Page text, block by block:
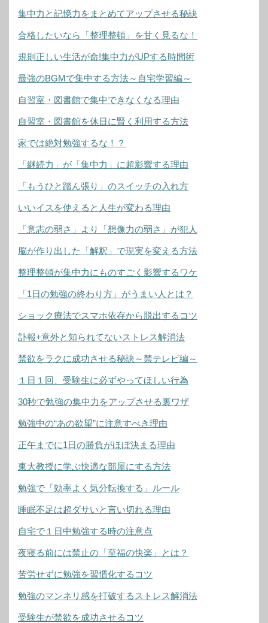
集中力と記憶力をまとめてアップさせる秘訣
合格したいなら「整理整頓」を甘く見るな！
規則正しい生活が命!集中力がUPする時間術
最強のBGMで集中する方法～自宅学習編～
自習室・図書館で集中できなくなる理由
自習室・図書館を休日に賢く利用する方法
家では絶対勉強するな！？
「継続力」が「集中力」に超影響する理由
「もうひと踏ん張り」のスイッチの入れ方
いいイスを使えると人生が変わる理由
「意志の弱さ」より「想像力の弱さ」が犯人
脳が作り出した「解釈」で現実を変える方法
整理整頓が集中力にものすごく影響するワケ
「1日の勉強の終わり方」がうまい人とは？
ショック療法でスマホ依存から脱出するコツ
訃報+意外と知られてないストレス解消法
禁欲をラクに成功させる秘訣～禁テレビ編～
１日１回、受験生に必ずやってほしい行為
30秒で勉強の集中力をアップさせる裏ワザ
勉強中の“あの欲望”に注意すべき理由
正午までに1日の勝負がほぼ決まる理由
東大教授に学ぶ快適な部屋にする方法
勉強で「効率よく気分転換する」ルール
睡眠不足は超ダサいと言い切れる理由
自宅で１日中勉強する時の注意点
夜寝る前には禁止の「至福の快楽」とは？
苦労せずに勉強を習慣化するコツ
勉強のマンネリ感を打破するストレス解消法
受験生が禁欲を成功させるコツ